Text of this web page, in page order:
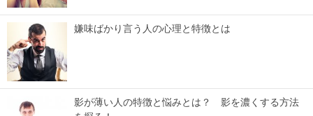
嫌味ばかり言う人の心理と特徴とは
影が薄い人の特徴と悩みとは？ 影を濃くする方法